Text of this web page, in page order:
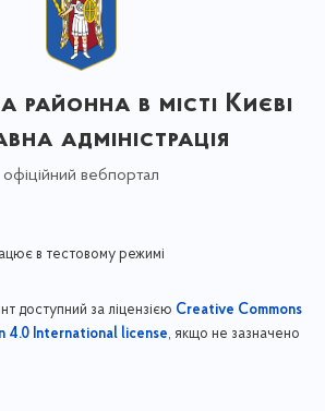
районна в місті Києві
адміністрація
офіційний вебпортал
в тестовому режимі
доступний за ліцензією Creative Commons
International license, якщо не зазначено